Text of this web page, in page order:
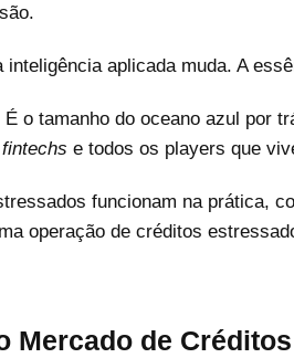
aplicada muda. A
o tamanho do oceano azul por
fintechs e todos os players que
funcionam na prática,
operação de créditos
Mercado de